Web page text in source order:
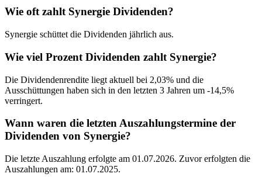
Wie oft zahlt Synergie Dividenden?
Synergie schüttet die Dividenden jährlich aus.
Wie viel Prozent Dividenden zahlt Synergie?
Die Dividendenrendite liegt aktuell bei 2,03% und die
Ausschüttungen haben sich in den letzten 3 Jahren um -14,5%
verringert.
Wann waren die letzten Auszahlungstermine der
Dividenden von Synergie?
Die letzte Auszahlung erfolgte am 01.07.2026. Zuvor erfolgten die
Auszahlungen am: 01.07.2025.